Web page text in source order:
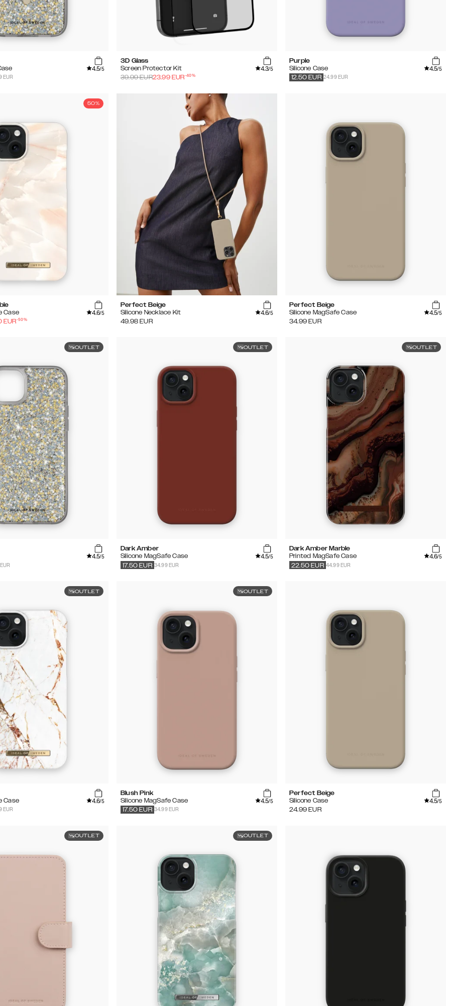
4.5/5
EUR
3D Glass
Screen Protector Kit
4.3/5
39.99EUR23.99 EUR-40%
Purple
Silicone Case
4.5/5
24.99 EUR
12.50 EUR
50%
Case
4.6/5
EUR-50%
Perfect Beige
Silicone Necklace Kit
4.6/5
49.98 EUR
Perfect Beige
Silicone MagSafe Case
4.5/5
34.99 EUR
OUTLET
4.5/5
OUTLET
Dark Amber
Silicone MagSafe Case
4.5/5
34.99 EUR
17.50 EUR
OUTLET
Dark Amber Marble
Printed MagSafe Case
4.6/5
44.99 EUR
22.50 EUR
OUTLET
Case
4.6/5
EUR
OUTLET
Blush Pink
Silicone MagSafe Case
4.5/5
34.99 EUR
17.50 EUR
Perfect Beige
Silicone Case
4.5/5
24.99 EUR
OUTLET OUTLET